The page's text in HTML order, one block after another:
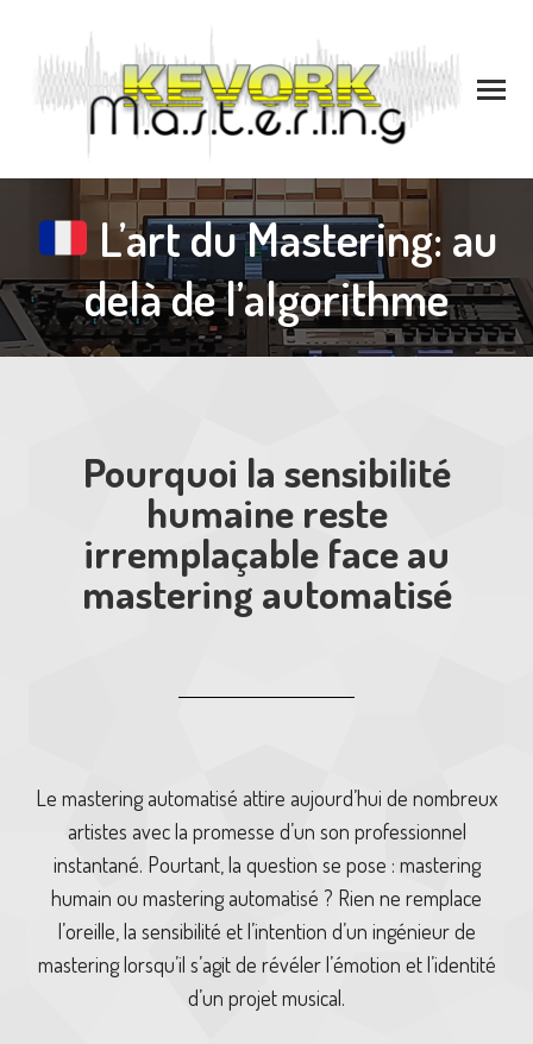
L’art du Mastering: au
delà de l’algorithme
Pourquoi la sensibilité
humaine reste
irremplaçable face au
mastering automatisé
Le mastering automatisé attire aujourd’hui de nombreux
artistes avec la promesse d’un son professionnel
instantané. Pourtant, la question se pose : mastering
humain ou mastering automatisé ? Rien ne remplace
l’oreille, la sensibilité et l’intention d’un ingénieur de
mastering lorsqu’il s’agit de révéler l’émotion et l’identité
d’un projet musical.